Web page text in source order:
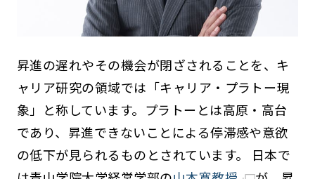
昇進の遅れやその機会が閉ざされることを、キ
ャリア研究の領域では「キャリア・プラトー現
象」と称しています。プラトーとは高原・高台
であり、昇進できないことによる停滞感や意欲
の低下が見られるものとされています。 日本で